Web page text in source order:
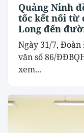
Quảng Ninh
tốc kết nối từ
Long đến
đô Hà Nội
Ngày 31/7,
văn số 86/
xem...